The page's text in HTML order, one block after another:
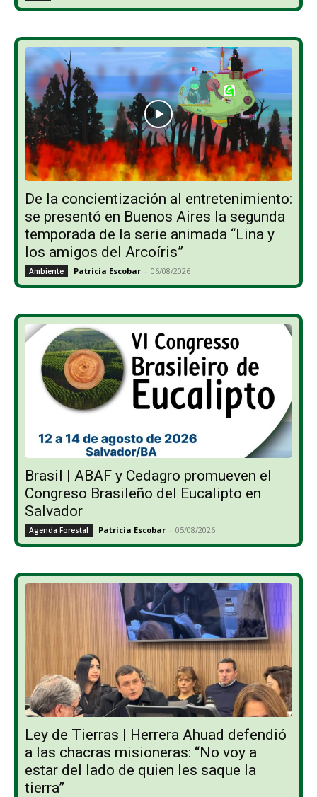
De la concientización al entretenimiento:
se presentó en Buenos Aires la segunda
temporada de la serie animada “Lina y
los amigos del Arcoíris”
Ambiente Patricia Escobar - 06/08/2026
Brasil | ABAF y Cedagro promueven el
Congreso Brasileño del Eucalipto en
Salvador
Agenda Forestal Patricia Escobar - 05/08/2026
Ley de Tierras | Herrera Ahuad defendió
a las chacras misioneras: “No voy a
estar del lado de quien les saque la
tierra”